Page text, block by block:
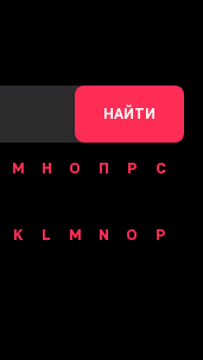
НАЙТИ
М Н О П Р
С
K L M N O
P